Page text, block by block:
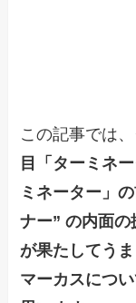
この記事では、
目「 ターミネ
ミネーター」
ナー” の内面
が果たしてう
マーカスにつ